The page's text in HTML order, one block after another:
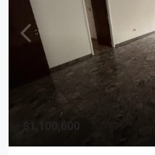
$1,100,000